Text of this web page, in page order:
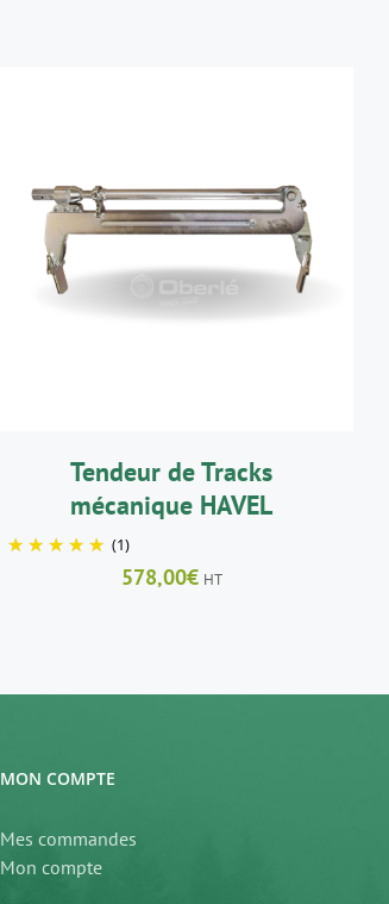
AJOUTER AU PANIER
/
DÉTAILS
Tendeur de Tracks
mécanique HAVEL
(1)
578,00€ HT
MON COMPTE
Mes commandes
Mon compte